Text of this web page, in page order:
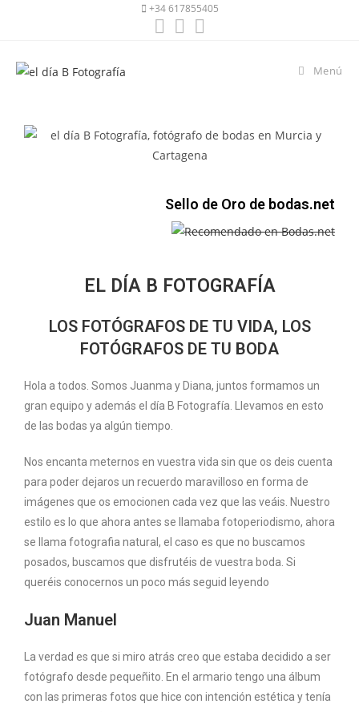
+34 617855405
Menú
Sello de Oro de bodas.net
EL DÍA B FOTOGRAFÍA
LOS FOTÓGRAFOS DE TU VIDA, LOS
FOTÓGRAFOS DE TU BODA
Hola a todos. Somos Juanma y Diana, juntos formamos un
gran equipo y además el día B Fotografía. Llevamos en esto
de las bodas ya algún tiempo.
Nos encanta meternos en vuestra vida sin que os deis cuenta
para poder dejaros un recuerdo maravilloso en forma de
imágenes que os emocionen cada vez que las veáis. Nuestro
estilo es lo que ahora antes se llamaba fotoperiodismo, ahora
se llama fotografia natural, el caso es que no buscamos
posados, buscamos que disfrutéis de vuestra boda. Si
queréis conocernos un poco más seguid leyendo
Juan Manuel
La verdad es que si miro atrás creo que estaba decidido a ser
fotógrafo desde pequeñito. En el armario tengo una álbum
con las primeras fotos que hice con intención estética y tenía